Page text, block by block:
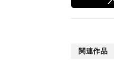
関連作品